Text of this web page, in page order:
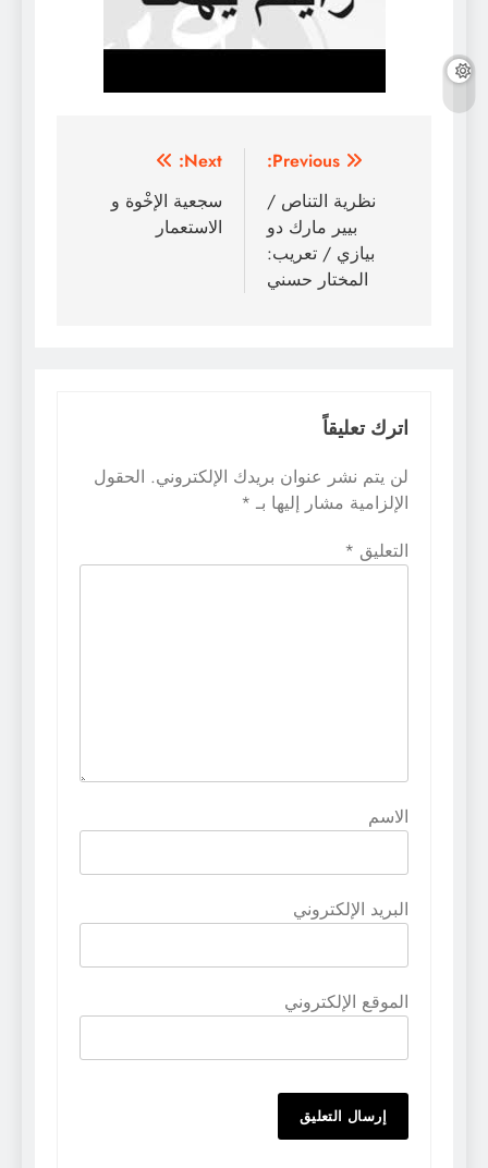
تصفّح
المقالات
Previous:
نظرية التناص /
بيير مارك دو
بيازي / تعريب:
المختار حسني
Next:
سجعية الإخْوة و
الاستعمار
اترك تعليقاً
لن يتم نشر عنوان بريدك الإلكتروني. الحقول
الإلزامية مشار إليها بـ *
التعليق *
الاسم
البريد الإلكتروني
الموقع الإلكتروني